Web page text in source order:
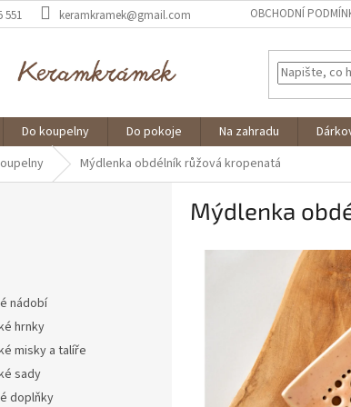
551 keramkramek@gmail.com OBCHODNÍ
Do koupelny Do pokoje Na zahradu
Mýdlenka obdélník růžová kropenatá
nádobí
hrnky
misky a talíře
sady
doplňky
Mýdlenka